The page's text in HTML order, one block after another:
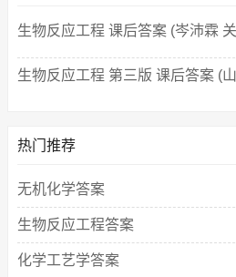
生物反应工程 课后答案 (岑沛霖
生物反应工程 第三版 课后答案 (
热门推荐
无机化学答案
生物反应工程答案
化学工艺学答案